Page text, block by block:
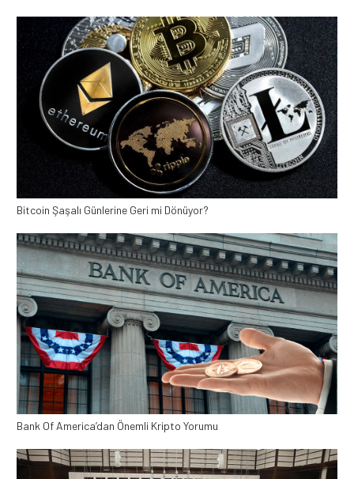
Bitcoin Şaşalı Günlerine Geri mi Dönüyor?
Bank Of America’dan Önemli Kripto Yorumu